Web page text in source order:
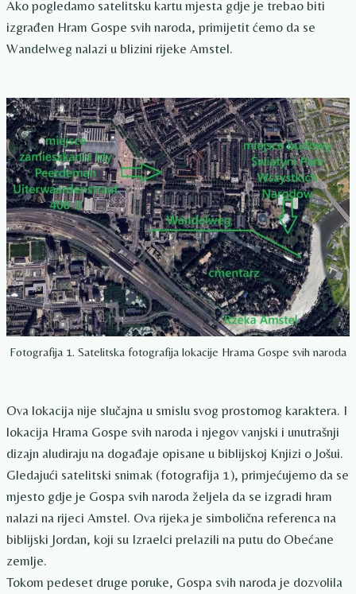
Ako pogledamo satelitsku kartu mjesta gdje je trebao biti
izgrađen Hram Gospe svih naroda, primijetit ćemo da se
Wandelweg nalazi u blizini rijeke Amstel.
Fotografija 1. Satelitska fotografija lokacije Hrama Gospe svih naroda
Ova lokacija nije slučajna u smislu svog prostornog karaktera. I
lokacija Hrama Gospe svih naroda i njegov vanjski i unutrašnji
dizajn aludiraju na događaje opisane u biblijskoj Knjizi o Jošui.
Gledajući satelitski snimak (fotografija 1), primjećujemo da se
mjesto gdje je Gospa svih naroda željela da se izgradi hram
nalazi na rijeci Amstel. Ova rijeka je simbolična referenca na
biblijski Jordan, koji su Izraelci prelazili na putu do Obećane
zemlje.
Tokom pedeset druge poruke, Gospa svih naroda je dozvolila